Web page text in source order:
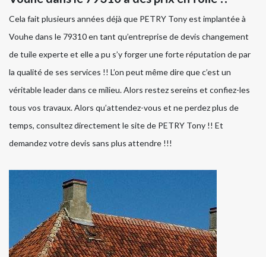
Cela fait plusieurs années déjà que PETRY Tony est implantée à
Vouhe dans le 79310 en tant qu’entreprise de devis changement
de tuile experte et elle a pu s’y forger une forte réputation de par
la qualité de ses services !! L’on peut même dire que c’est un
véritable leader dans ce milieu. Alors restez sereins et confiez-les
tous vos travaux. Alors qu’attendez-vous et ne perdez plus de
temps, consultez directement le site de PETRY Tony !! Et
demandez votre devis sans plus attendre !!!